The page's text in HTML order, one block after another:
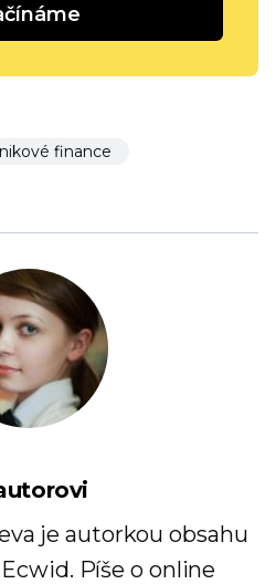
finance
je autorkou obsahu
Píše o online